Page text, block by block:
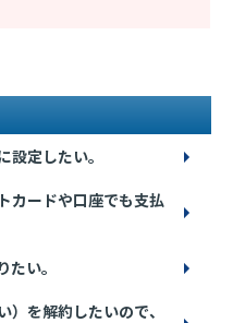
定したい。
カードや口座でも支払
い。
を解約したいので、